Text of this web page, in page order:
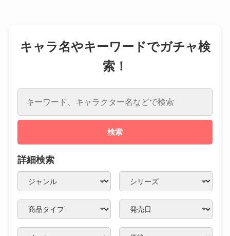
キャラ名やキーワードでガチャ検
索！
検索
詳細検索